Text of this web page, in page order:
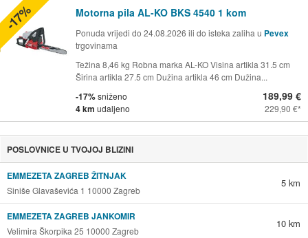
Motorna pila AL-KO BKS 4540 1 kom
Ponuda vrijedi do 24.08.2026 ili do isteka zaliha u Pevex
trgovinama
Težina 8,46 kg Robna marka AL-KO Visina artikla 31.5 cm
Širina artikla 27.5 cm Dužina artikla 46 cm Dužina...
-17%sniženo
4 km udaljeno
189,99 €
229,90 €
-17%
POSLOVNICE U TVOJOJ BLIZINI
EMMEZETA ZAGREB ŽITNJAK
Siniše Glavaševića 1 10000 Zagreb
5 km
EMMEZETA ZAGREB JANKOMIR
Velimira Škorpika 25 10000 Zagreb
10 km